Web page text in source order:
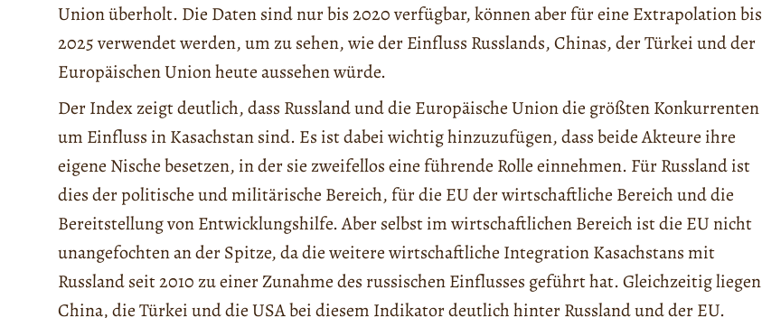
Union überholt. Die Daten sind nur bis 2020 verfügbar, können aber für eine Extrapolation bis
2025 verwendet werden, um zu sehen, wie der Einfluss Russlands, Chinas, der Türkei und der
Europäischen Union heute aussehen würde.
Der Index zeigt deutlich, dass Russland und die Europäische Union die größten Konkurrenten
um Einfluss in Kasachstan sind. Es ist dabei wichtig hinzuzufügen, dass beide Akteure ihre
eigene Nische besetzen, in der sie zweifellos eine führende Rolle einnehmen. Für Russland ist
dies der politische und militärische Bereich, für die EU der wirtschaftliche Bereich und die
Bereitstellung von Entwicklungshilfe. Aber selbst im wirtschaftlichen Bereich ist die EU nicht
unangefochten an der Spitze, da die weitere wirtschaftliche Integration Kasachstans mit
Russland seit 2010 zu einer Zunahme des russischen Einflusses geführt hat. Gleichzeitig liegen
China, die Türkei und die USA bei diesem Indikator deutlich hinter Russland und der EU.